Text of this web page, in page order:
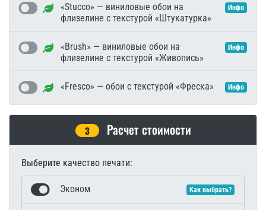
«Stucco» — виниловые обои на
флизелине с текстурой «Штукатурка»
Инфо
«Brush» — виниловые обои на
флизелине с текстурой «Живопись»
Инфо
«Fresco» — обои с текстурой «Фреска» Инфо
3 Расчет стоимости
Выберите качество печати:
Эконом Как выбрать?